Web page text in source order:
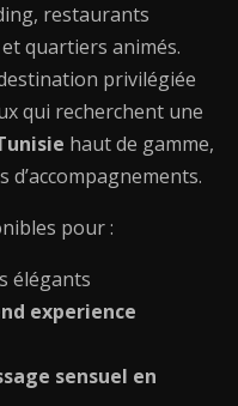
restaurants
quartiers animés.
privilégiée
qui recherchent une
haut de gamme,
pour :
élégants
experience
sensuel en